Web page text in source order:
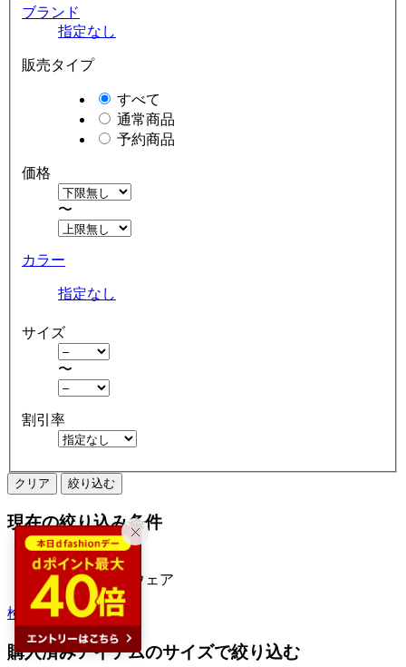
ブランド
指定なし
販売タイプ
すべて
通常商品
予約商品
価格
〜
カラー
指定なし
サイズ
〜
割引率
クリア 絞り込む
現在の絞り込み条件
reca（レカ）
アパレル・ウェア
検索履歴から探す
購入済みアイテムのサイズで絞り込む